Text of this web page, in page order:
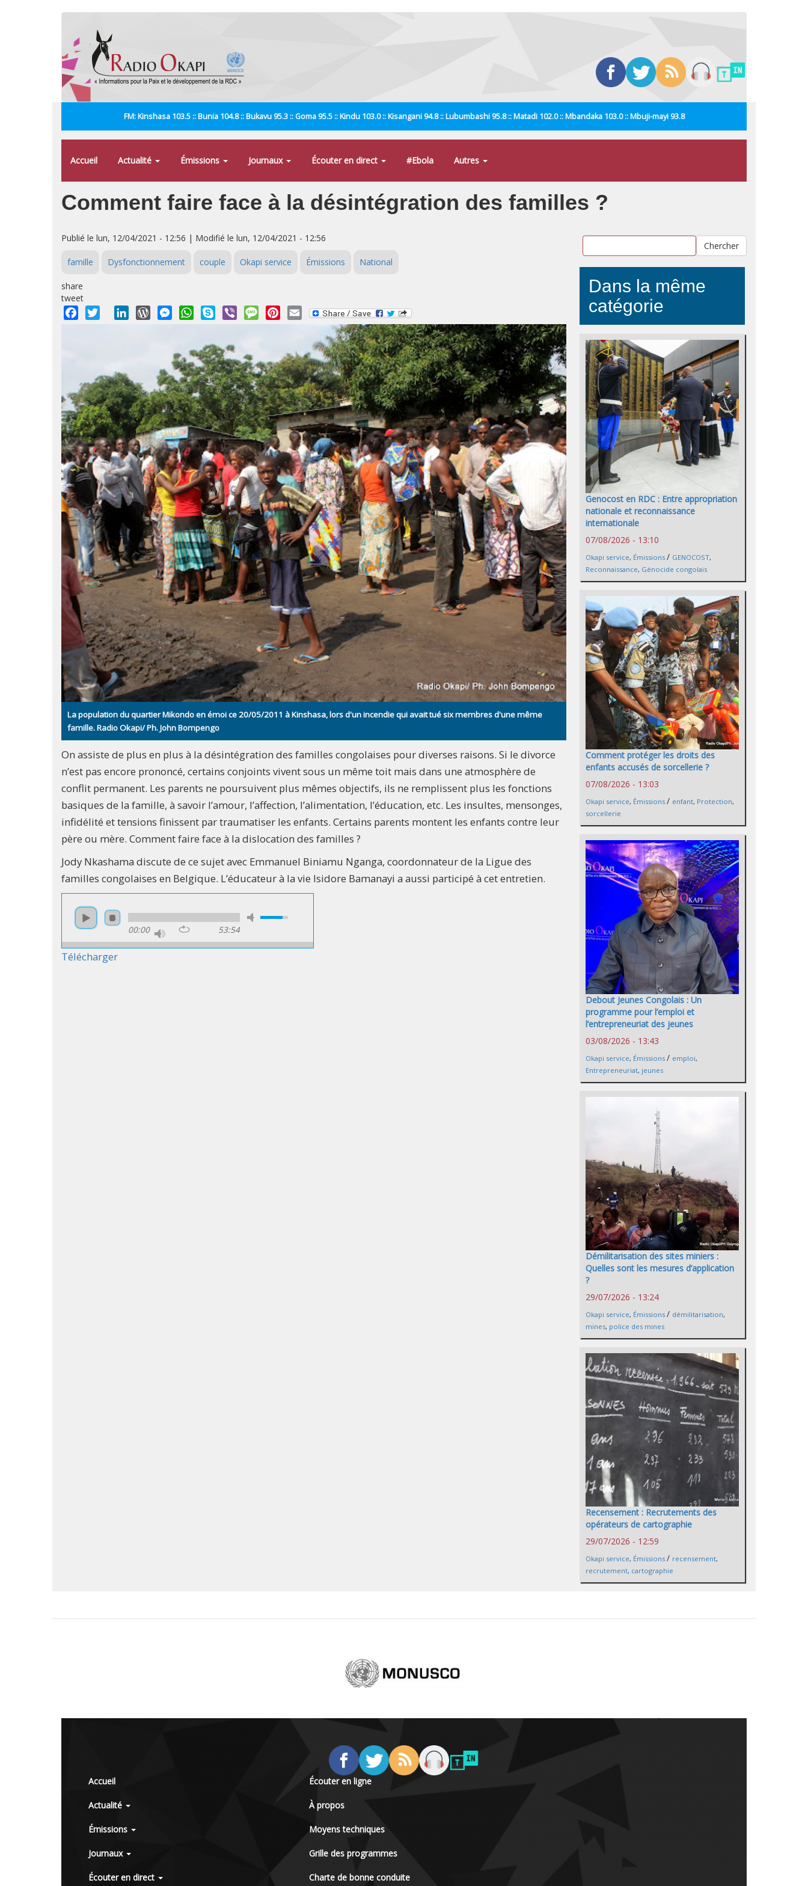
FM: Kinshasa 103.5 :: Bunia 104.8 :: Bukavu 95.3 :: Goma 95.5 :: Kindu 103.0 :: Kisangani 94.8 :: Lubumbashi 95.8 :: Matadi 102.0 :: Mbandaka 103.0 :: Mbuji-mayi 93.8
Accueil Actualité Émissions Journaux Écouter en direct #Ebola Autres
Comment faire face à la désintégration des familles ?
Publié le lun, 12/04/2021 - 12:56 | Modifié le lun, 12/04/2021 - 12:56
famille Dysfonctionnement couple Okapi service Émissions National
share
tweet
Facebook
Twitter LinkedInWordPressMessengerWhatsApp
Skype Viber MessagePinterest
Email
La population du quartier Mikondo en émoi ce 20/05/2011 à Kinshasa, lors d'un incendie qui avait tué six membres d'une même
famille. Radio Okapi/ Ph. John Bompengo
On assiste de plus en plus à la désintégration des familles congolaises pour diverses raisons. Si le divorce
n’est pas encore prononcé, certains conjoints vivent sous un même toit mais dans une atmosphère de
conflit permanent. Les parents ne poursuivent plus mêmes objectifs, ils ne remplissent plus les fonctions
basiques de la famille, à savoir l’amour, l’affection, l’alimentation, l’éducation, etc. Les insultes, mensonges,
infidélité et tensions finissent par traumatiser les enfants. Certains parents montent les enfants contre leur
père ou mère. Comment faire face à la dislocation des familles ?
Jody Nkashama discute de ce sujet avec Emmanuel Biniamu Nganga, coordonnateur de la Ligue des
familles congolaises en Belgique. L’éducateur à la vie Isidore Bamanayi a aussi participé à cet entretien.
00:00 53:54
Télécharger
Chercher
Dans la même
catégorie
Genocost en RDC : Entre appropriation
nationale et reconnaissance
internationale
07/08/2026 - 13:10
Okapi service, Émissions / GENOCOST,
Reconnaissance, Génocide congolais
Comment protéger les droits des
enfants accusés de sorcellerie ?
07/08/2026 - 13:03
Okapi service, Émissions / enfant, Protection,
sorcellerie
Debout Jeunes Congolais : Un
programme pour l’emploi et
l’entrepreneuriat des jeunes
03/08/2026 - 13:43
Okapi service, Émissions / emploi,
Entrepreneuriat, jeunes
Démilitarisation des sites miniers :
Quelles sont les mesures d’application
?
29/07/2026 - 13:24
Okapi service, Émissions / démilitarisation,
mines, police des mines
Recensement : Recrutements des
opérateurs de cartographie
29/07/2026 - 12:59
Okapi service, Émissions / recensement,
recrutement, cartographie
Accueil
Actualité
Émissions
Journaux
Écouter en direct
Écouter en ligne
À propos
Moyens techniques
Grille des programmes
Charte de bonne conduite